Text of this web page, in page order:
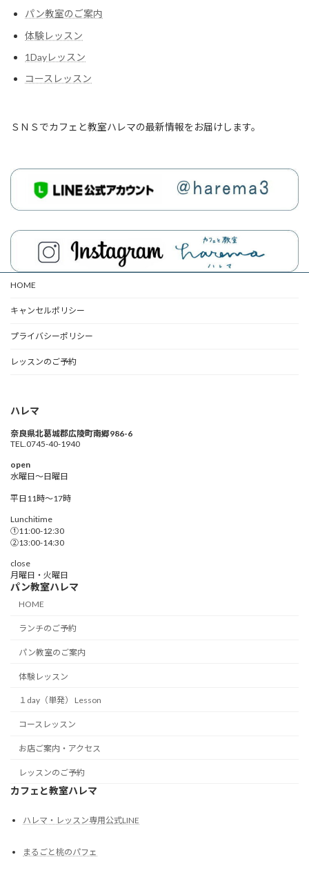
パン教室のご案内
体験レッスン
1Dayレッスン
コースレッスン
ＳＮＳでカフェと教室ハレマの最新情報をお届けします。
HOME
キャンセルポリシー
プライバシーポリシー
レッスンのご予約
ハレマ
奈良県北葛城郡広陵町南郷986-6
TEL.0745-40-1940
open
水曜日～日曜日
平日11時〜17時
Lunchitime
①11:00-12:30
②13:00-14:30
close
月曜日・火曜日
パン教室ハレマ
HOME
ランチのご予約
パン教室のご案内
体験レッスン
１day（単発） Lesson
コースレッスン
お店ご案内・アクセス
レッスンのご予約
カフェと教室ハレマ
ハレマ・レッスン専用公式LINE
まるごと桃のパフェ